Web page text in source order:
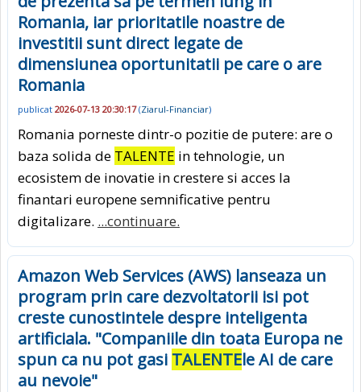
Romania, iar prioritatile noastre de
investitii sunt direct legate de
dimensiunea oportunitatii pe care o are
Romania
publicat 2026-07-13 20:30:17(Ziarul-Financiar)
Romania porneste dintr-o pozitie de putere: are o
baza solida de TALENTE in tehnologie, un
ecosistem de inovatie in crestere si acces la
finantari europene semnificative pentru
digitalizare. ...continuare.
Amazon Web Services (AWS) lanseaza un
program prin care dezvoltatorii isi pot
creste cunostintele despre inteligenta
artificiala. "Companiile din toata Europa ne
spun ca nu pot gasi TALENTEle AI de care
au nevoie"